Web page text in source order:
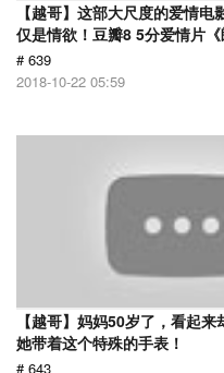
【越哥】这部大尺度的爱情电
仅是情欲！豆瓣8 5分爱情片《
# 639
2018-10-22 05:59
【越哥】妈妈50岁了，看起
她带着这个特殊的手表！
# 643